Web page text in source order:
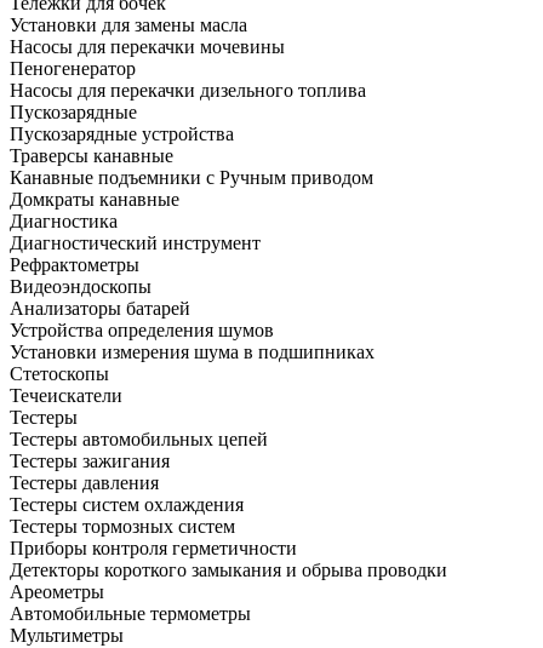
Установки для замены масла
Насосы для перекачки мочевины
Пеногенератор
Насосы для перекачки дизельного топлива
Пускозарядные
Пускозарядные устройства
Траверсы канавные
Канавные подъемники с Ручным приводом
Домкраты канавные
Диагностика
Диагностический инструмент
Рефрактометры
Видеоэндоскопы
Анализаторы батарей
Устройства определения шумов
Установки измерения шума в подшипниках
Стетоскопы
Течеискатели
Тестеры
Тестеры автомобильных цепей
Тестеры зажигания
Тестеры давления
Тестеры систем охлаждения
Тестеры тормозных систем
Приборы контроля герметичности
Детекторы короткого замыкания и обрыва проводки
Ареометры
Автомобильные термометры
Мультиметры